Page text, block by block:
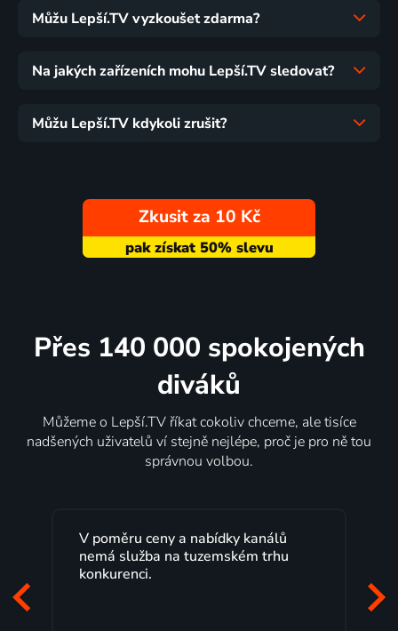
Můžu Lepší.TV vyzkoušet zdarma?
Na jakých zařízeních mohu Lepší.TV sledovat?
Můžu Lepší.TV kdykoli zrušit?
Zkusit za 10 Kč
Přes 140 000 spokojených
diváků
Můžeme o Lepší.TV říkat cokoliv chceme, ale tisíce
nadšených uživatelů ví stejně nejlépe, proč je pro ně tou
správnou volbou.
Lepší.TV sleduji už několik let s
maximální spokojeností. Velký výběr
programů a nemuset běžet k TV na
začátek programu, to je přesně to, co